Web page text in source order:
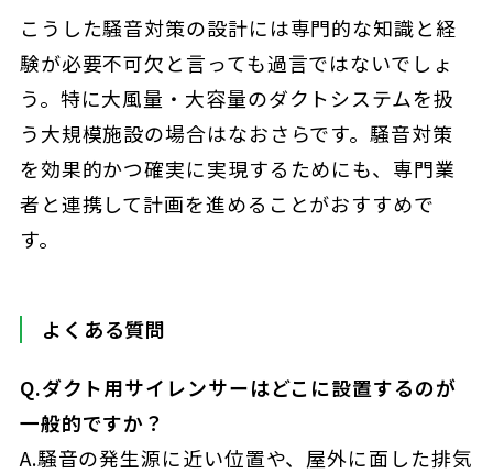
こうした騒音対策の設計には専門的な知識と経
験が必要不可欠と言っても過言ではないでしょ
う。特に大風量・大容量のダクトシステムを扱
う大規模施設の場合はなおさらです。騒音対策
を効果的かつ確実に実現するためにも、専門業
者と連携して計画を進めることがおすすめで
す。
よくある質問
Q.ダクト用サイレンサーはどこに設置するのが
一般的ですか？
A.騒音の発生源に近い位置や、屋外に面した排気